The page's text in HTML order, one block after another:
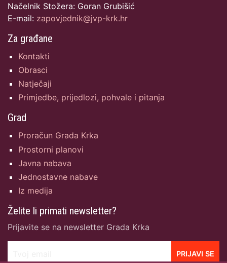
Načelnik Stožera: Goran Grubišić
E-mail: zapovjednik@jvp-krk.hr
Za građane
Kontakti
Obrasci
Natječaji
Primjedbe, prijedlozi, pohvale i pitanja
Grad
Proračun Grada Krka
Prostorni planovi
Javna nabava
Jednostavne nabave
Iz medija
Želite li primati newsletter?
Prijavite se na newsletter Grada Krka
PRIJAVI SE